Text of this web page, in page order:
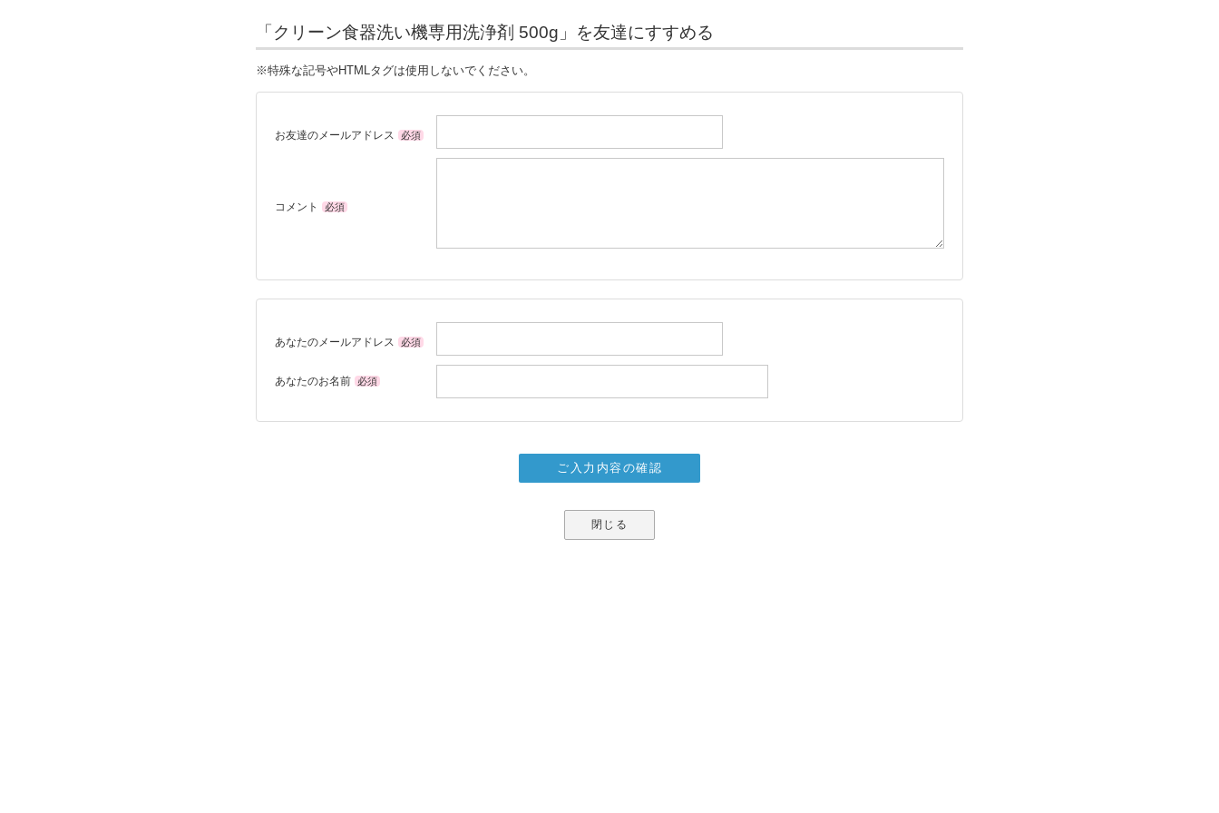
「クリーン食器洗い機専用洗浄剤 500g」を友達にすすめる
※特殊な記号やHTMLタグは使用しないでください。
お友達のメールアドレス 必須
コメント 必須
あなたのメールアドレス 必須
あなたのお名前 必須